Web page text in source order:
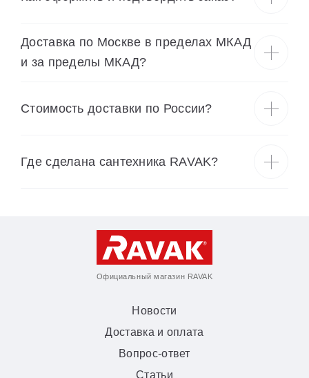
Доставка по Москве в пределах МКАД
и за пределы МКАД?
Cтоимость доставки по России?
Где сделана сантехника RAVAK?
Официальный магазин RAVAK
Новости
Доставка и оплата
Вопрос-ответ
Статьи